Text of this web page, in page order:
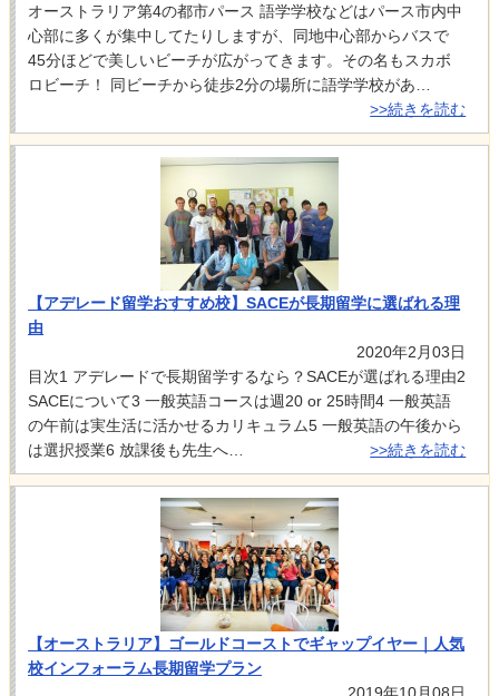
オーストラリア第4の都市パース 語学学校などはパース市内中
心部に多くが集中してたりしますが、同地中心部からバスで
45分ほどで美しいビーチが広がってきます。その名もスカボ
ロビーチ！ 同ビーチから徒歩2分の場所に語学学校があ…
>>続きを読む
【アデレード留学おすすめ校】SACEが長期留学に選ばれる理
由
2020年2月03日
目次1 アデレードで長期留学するなら？SACEが選ばれる理由2
SACEについて3 一般英語コースは週20 or 25時間4 一般英語
の午前は実生活に活かせるカリキュラム5 一般英語の午後から
は選択授業6 放課後も先生へ…
>>続きを読む
【オーストラリア】ゴールドコーストでギャップイヤー｜人気
校インフォーラム長期留学プラン
2019年10月08日